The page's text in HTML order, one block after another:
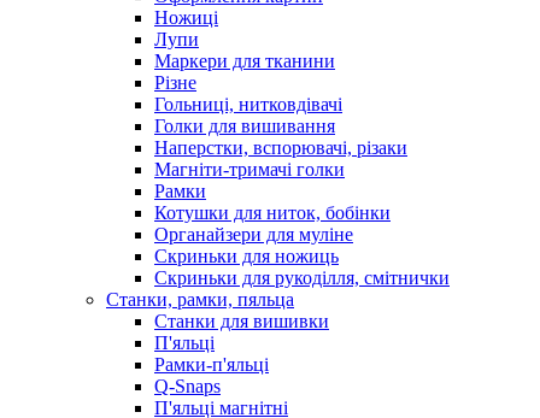
Ножиці
Лупи
Маркери для тканини
Різне
Гольниці, нитковдівачі
Голки для вишивання
Наперстки, вспорювачі, різаки
Магніти-тримачі голки
Рамки
Котушки для ниток, бобінки
Органайзери для муліне
Скриньки для ножиць
Скриньки для рукоділля, смітнички
Станки, рамки, пяльца
Станки для вишивки
П'яльці
Рамки-п'яльці
Q-Snaps
П'яльці магнітні